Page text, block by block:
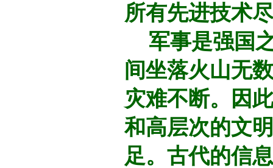
所有先进技术
军事是强国
间坐落火山无
灾难不断。因
和高层次的文
足。古代的信